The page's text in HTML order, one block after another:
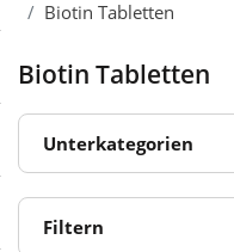
ÜBERSICHT AKTIONEN
Aktuelle Coupons
ÜBERSICHT KATEGORIEN
Arzneimittel
ÜBERSICHT MARKEN
1A Pharma
Biotin Tabletten
Biotin Tabletten
Unterkategorien
Filtern